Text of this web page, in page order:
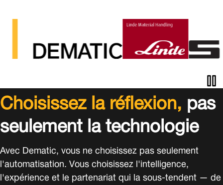
Choisissez la réflexion,pas
seulement la technologie
Avec Dematic, vous ne choisissez pas seulement
l'automatisation. Vous choisissez l'intelligence,
l'expérience et le partenariat qui la sous-tendent — de